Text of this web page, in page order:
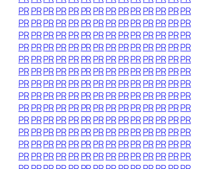
PRPRPRPRPR PRPRPRPRPRPRPR PRPR
PRPRPRPRPR PRPRPRPRPRPRPR PRPR
PRPRPRPRPR PRPRPRPRPRPRPR PRPR
PRPRPRPRPR PRPRPRPRPRPRPR PRPR
PRPRPRPRPR PRPRPRPRPRPRPR PRPR
PRPRPRPRPR PRPRPRPRPRPRPR PRPR
PRPRPRPRPR PRPRPRPRPRPRPR PRPR
PRPRPRPRPR PRPRPRPRPRPRPR PRPR
PRPRPRPRPR PRPRPRPRPRPRPR PRPR
PRPRPRPRPR PRPRPRPRPRPRPR PRPR
PRPRPRPRPR PRPRPRPRPRPRPR PRPR
PRPRPRPRPR PRPRPRPRPRPRPR PRPR
PRPRPRPRPR PRPRPRPRPRPRPR PRPR